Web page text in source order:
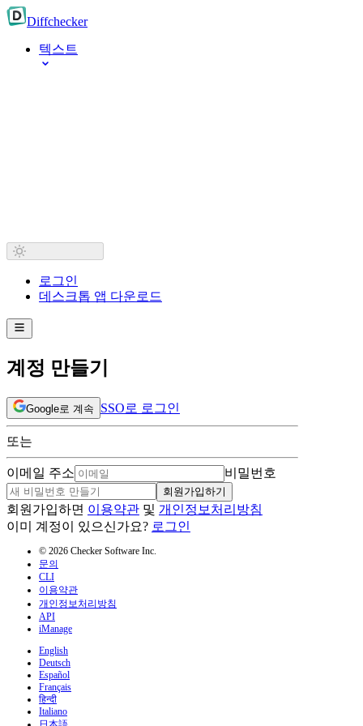
Diffchecker
텍스트
로그인
데스크톱 앱 다운로드
계정 만들기
Google로 계속 SSO로 로그인
또는
이메일 주소 비밀번호
회원가입하기
회원가입하면 이용약관 및 개인정보처리방침
이미 계정이 있으신가요? 로그인
© 2026 Checker Software Inc.
문의
CLI
이용약관
개인정보처리방침
API
iManage
English
Deutsch
Español
Français
हिन्दी
Italiano